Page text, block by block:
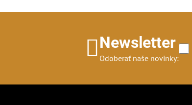
Newsletter
Odoberať naše novinky: